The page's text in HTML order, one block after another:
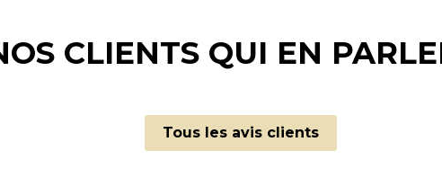
CLIENTS QUI EN
Tous les avis clients